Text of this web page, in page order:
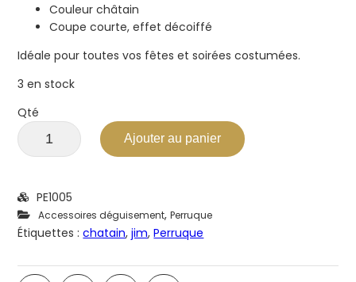
Couleur châtain
Coupe courte, effet décoiffé
Idéale pour toutes vos fêtes et soirées costumées.
3 en stock
Qté
Ajouter au panier
PE1005
Accessoires déguisement,Perruque
Étiquettes :chatain,jim,Perruque